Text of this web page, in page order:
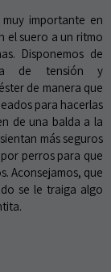
importante en
el suero a un ritmo
Disponemos de
de tensión y
de manera que
para hacerlas
de una balda a la
más seguros
perros para que
Aconsejamos, que
se le traiga algo